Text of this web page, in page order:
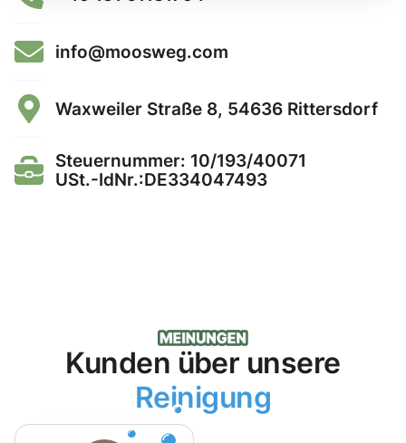
info@moosweg.com
Waxweiler Straße 8, 54636 Rittersdorf
Steuernummer: 10/193/40071
USt.-IdNr.:DE334047493
Kunden über unsere
Reinigung